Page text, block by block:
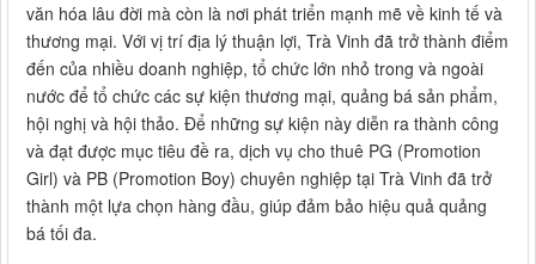
văn hóa lâu đời mà còn là nơi phát triển mạnh mẽ về kinh tế và
thương mại. Với vị trí địa lý thuận lợi, Trà Vinh đã trở thành điểm
đến của nhiều doanh nghiệp, tổ chức lớn nhỏ trong và ngoài
nước để tổ chức các sự kiện thương mại, quảng bá sản phẩm,
hội nghị và hội thảo. Để những sự kiện này diễn ra thành công
và đạt được mục tiêu đề ra, dịch vụ cho thuê PG (Promotion
Girl) và PB (Promotion Boy) chuyên nghiệp tại Trà Vinh đã trở
thành một lựa chọn hàng đầu, giúp đảm bảo hiệu quả quảng
bá tối đa.